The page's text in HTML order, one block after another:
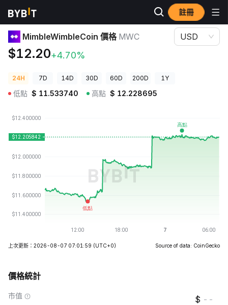
註冊
加密貨幣價格
MimbleWimbleCoin 價格 MWC
$12.20+4.70%
USD
24H 7D 14D 30D 60D 200D 1Y
低點 $ 11.533740 高點 $ 12.228695
上次更新：2026-08-07 07:01:59 (UTC+0) Source of data: CoinGecko
價格統計
市值 --